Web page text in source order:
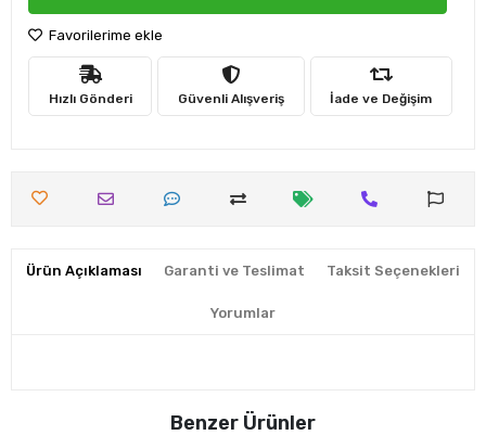
Favorilerime ekle
Hızlı Gönderi Güvenli Alışveriş İade ve Değişim
Ürün Açıklaması Garanti ve Teslimat Taksit Seçenekleri
Yorumlar
Benzer Ürünler